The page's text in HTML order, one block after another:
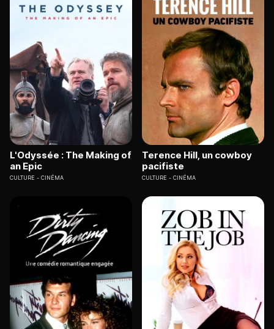
L'Odyssée : The Making of
an Epic
CULTURE CINÉMA
Terence Hill, un cowboy
pacifiste
CULTURE CINÉMA